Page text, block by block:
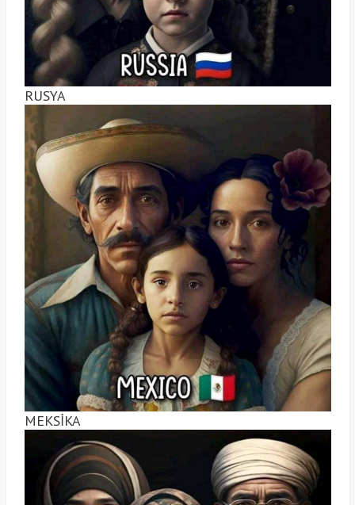
RUSYA
MEKSİKA